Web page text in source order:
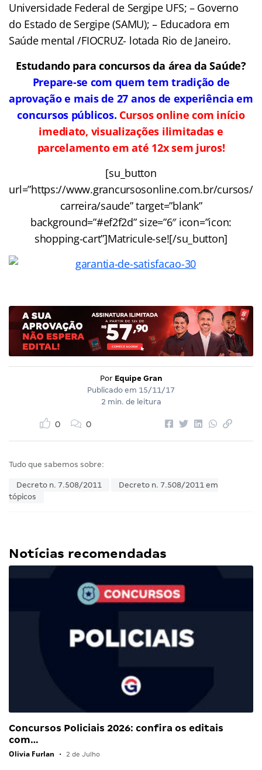
Universidade Federal de Sergipe UFS; – Governo
do Estado de Sergipe (SAMU); – Educadora em
Saúde mental /FIOCRUZ- lotada Rio de Janeiro.
Estudando para concursos da área da Saúde?
Prepare-se com quem tem tradição de
aprovação e mais de 27 anos de experiência em
concursos públicos. Cursos online com início
imediato, visualizações ilimitadas e
parcelamento em até 12x sem juros!
[su_button
url=”https://www.grancursosonline.com.br/cursos/
carreira/saude” target=”blank”
background=”#ef2f2d” size=”6″ icon=”icon:
shopping-cart”]Matricule-se![/su_button]
Por Equipe Gran
Publicado em 15/11/17
2 min. de leitura
0 0
Tudo que sabemos sobre:
Decreto n. 7.508/2011
Decreto n. 7.508/2011 em
tópicos
Notícias recomendadas
Concursos Policiais 2026: confira os editais
com…
Olivia Furlan • 2 de Julho